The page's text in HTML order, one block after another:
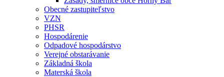
Obecné zastupiteľstvo
VZN
PHSR
Hospodárenie
Odpadové hospodárstvo
Verejné obstarávanie
Základná škola
Materská škola